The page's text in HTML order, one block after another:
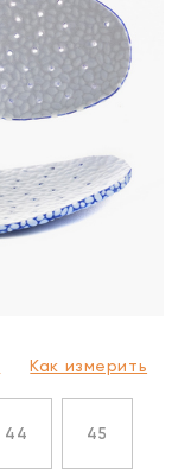
Как измерить
44 45